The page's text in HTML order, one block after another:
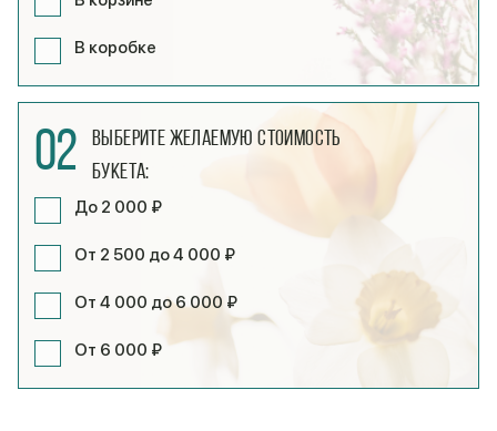
В коробке
02
Выберите желаемую стоимость
букета:
До 2 000 ₽
От 2 500 до 4 000 ₽
От 4 000 до 6 000 ₽
От 6 000 ₽